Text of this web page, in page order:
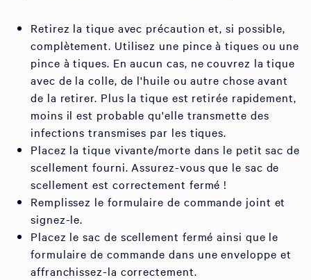
Retirez la tique avec précaution et, si possible,
complètement. Utilisez une pince à tiques ou une
pince à tiques. En aucun cas, ne couvrez la tique
avec de la colle, de l'huile ou autre chose avant
de la retirer. Plus la tique est retirée rapidement,
moins il est probable qu'elle transmette des
infections transmises par les tiques.
Placez la tique vivante/morte dans le petit sac de
scellement fourni. Assurez-vous que le sac de
scellement est correctement fermé !
Remplissez le formulaire de commande joint et
signez-le.
Placez le sac de scellement fermé ainsi que le
formulaire de commande dans une enveloppe et
affranchissez-la correctement.